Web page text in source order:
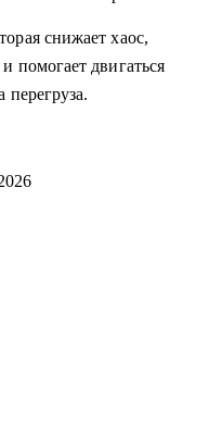
снижает хаос,
помогает двигаться
перегруза.